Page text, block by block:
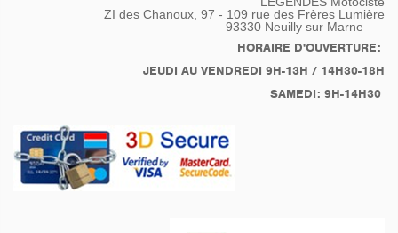
ZI des Chanoux, 97 - 109 rue des Frères Lumière
93330 Neuilly sur Marne
HORAIRE D'OUVERTURE:
JEUDI AU VENDREDI 9H-13H / 14H30-18H
SAMEDI: 9H-14H30